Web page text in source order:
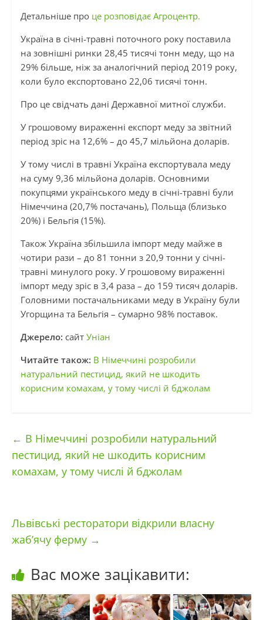
Детальніше про це розповідає Агроцентр.
Україна в січні-травні поточного року поставила
на зовнішні ринки 28,45 тисячі тонн меду, що на
29% більше, ніж за аналогічний період 2019 року,
коли було експортовано 22,06 тисячі тонн.
Про це свідчать дані Державної митної служби.
У грошовому вираженні експорт меду за звітний
період зріс на 12,6% – до 45,7 мільйона доларів.
У тому числі в травні Україна експортувала меду
на суму 9,36 мільйона доларів. Основними
покупцями українського меду в січні-травні були
Німеччина (20,7% постачань), Польща (близько
20%) і Бельгія (15%).
Також Україна збільшила імпорт меду майже в
чотири рази – до 81 тонни з 20,9 тонни у січні-
травні минулого року. У грошовому вираженні
імпорт меду зріс в 3,4 раза – до 159 тисяч доларів.
Головними постачальниками меду в Україну були
Угорщина та Бельгія – сумарно 98% поставок.
Джерело: сайт Уніан
Читайте також: В Німеччині розробили
натуральний пестицид, який не шкодить
корисним комахам, у тому числі й бджолам
← В Німеччині розробили натуральний
пестицид, який не шкодить корисним
комахам, у тому числі й бджолам
Львівські ресторатори відкрили власну
жаб’ячу ферму →
Вас може зацікавити: